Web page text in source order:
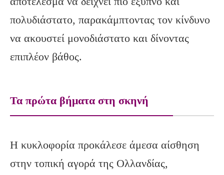
πολυδιάστατο, παρακάμπτοντας τον κίνδυνο
να ακουστεί μονοδιάστατο και δίνοντας
επιπλέον βάθος.
Τα πρώτα βήματα στη σκηνή
Η κυκλοφορία προκάλεσε άμεσα αίσθηση
στην τοπική αγορά της Ολλανδίας,